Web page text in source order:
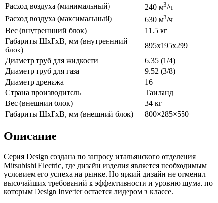
Расход воздуха (минимальный)
240 м3/ч
Расход воздуха (максимальный)
630 м3/ч
Вес (внутреннний блок)
11.5 кг
Габариты ШхГхВ, мм (внутреннний
блок)
895x195x299
Диаметр труб для жидкости
6.35 (1/4)
Диаметр труб для газа
9.52 (3/8)
Диаметр дренажа
16
Страна производитель
Таиланд
Вес (внешний блок)
34 кг
Габариты ШхГхВ, мм (внешний блок)
800×285×550
Описание
Серия Design создана по запросу итальянского отделения
Mitsubishi Electric, где дизайн изделия является необходимым
условием его успеха на рынке. Но яркий дизайн не отменил
высочайших требований к эффективности и уровню шума, по
которым Design Inverter остается лидером в классе.